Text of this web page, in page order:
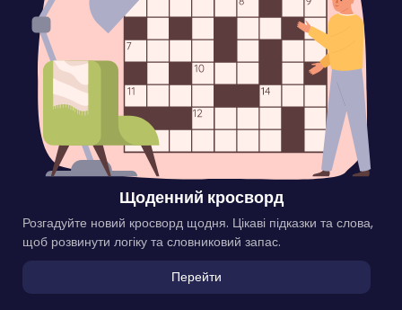
Щоденний кросворд
Розгадуйте новий кросворд щодня. Цікаві підказки та слова,
щоб розвинути логіку та словниковий запас.
Перейти